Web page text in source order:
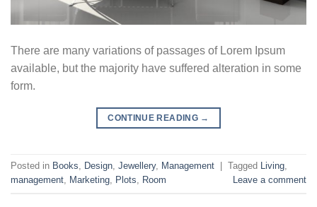
There are many variations of passages of Lorem Ipsum
available, but the majority have suffered alteration in some
form.
CONTINUE READING →
Posted in Books, Design, Jewellery, Management Tagged Living,
management, Marketing, Plots, Room Leave a comment